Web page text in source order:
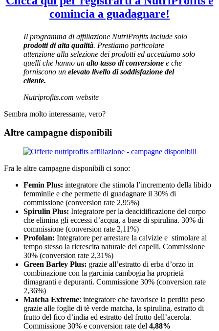
comincia a guadagnare!
Il programma di affiliazione NutriProfits include solo
prodotti di alta qualità. Prestiamo particolare
attenzione alla selezione dei prodotti ed accettiamo solo
quelli che hanno un alto tasso di conversione e che
forniscono un elevato livello di soddisfazione del
cliente.
Nutriprofits.com website
Sembra molto interessante, vero?
Altre campagne disponibili
Fra le altre campagne disponibili ci sono:
Femin Plus: integratore che stimola l’incremento della libido
femminile e che permette di guadagnare il 30% di
commissione (conversion rate 2,95%)
Spirulin Plus: Integratore per la deacidificazione del corpo
che elimina gli eccessi d’acqua, a base di spirulina. 30% di
commissione (conversion rate 2,11%)
Profolan: Integratore per arrestare la calvizie e stimolare al
tempo stesso la ricrescita naturale dei capelli. Commissione
30% (conversion rate 2,31%)
Green Barley Plus: grazie all’estratto di erba d’orzo in
combinazione con la garcinia cambogia ha proprietà
dimagranti e depuranti. Commissione 30% (conversion rate
2,36%)
Matcha Extreme: integratore che favorisce la perdita peso
grazie alle foglie di tè verde matcha, la spirulina, estratto di
frutto del fico d’india ed estratto del frutto dell’acerola.
Commissione 30% e conversion rate del 4,88%